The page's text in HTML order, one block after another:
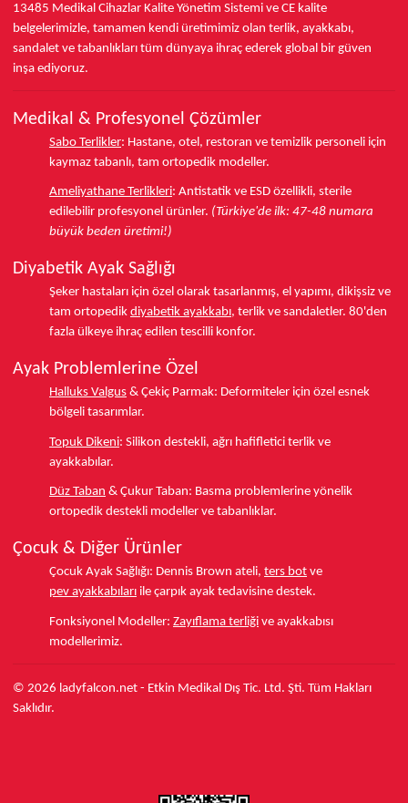
13485 Medikal Cihazlar Kalite Yönetim Sistemi ve CE kalite
belgelerimizle, tamamen kendi üretimimiz olan terlik, ayakkabı,
sandalet ve tabanlıkları tüm dünyaya ihraç ederek global bir güven
inşa ediyoruz.
Medikal & Profesyonel Çözümler
Sabo Terlikler: Hastane, otel, restoran ve temizlik personeli için
kaymaz tabanlı, tam ortopedik modeller.
Ameliyathane Terlikleri: Antistatik ve ESD özellikli, sterile
edilebilir profesyonel ürünler. (Türkiye'de ilk: 47-48 numara
büyük beden üretimi!)
Diyabetik Ayak Sağlığı
Şeker hastaları için özel olarak tasarlanmış, el yapımı, dikişsiz ve
tam ortopedik diyabetik ayakkabı, terlik ve sandaletler. 80'den
fazla ülkeye ihraç edilen tescilli konfor.
Ayak Problemlerine Özel
Halluks Valgus & Çekiç Parmak: Deformiteler için özel esnek
bölgeli tasarımlar.
Topuk Dikeni: Silikon destekli, ağrı hafifletici terlik ve
ayakkabılar.
Düz Taban & Çukur Taban: Basma problemlerine yönelik
ortopedik destekli modeller ve tabanlıklar.
Çocuk & Diğer Ürünler
Çocuk Ayak Sağlığı: Dennis Brown ateli, ters bot ve
pev ayakkabıları ile çarpık ayak tedavisine destek.
Fonksiyonel Modeller: Zayıflama terliği ve ayakkabısı
modellerimiz.
© 2026 ladyfalcon.net - Etkin Medikal Dış Tic. Ltd. Şti. Tüm Hakları
Saklıdır.